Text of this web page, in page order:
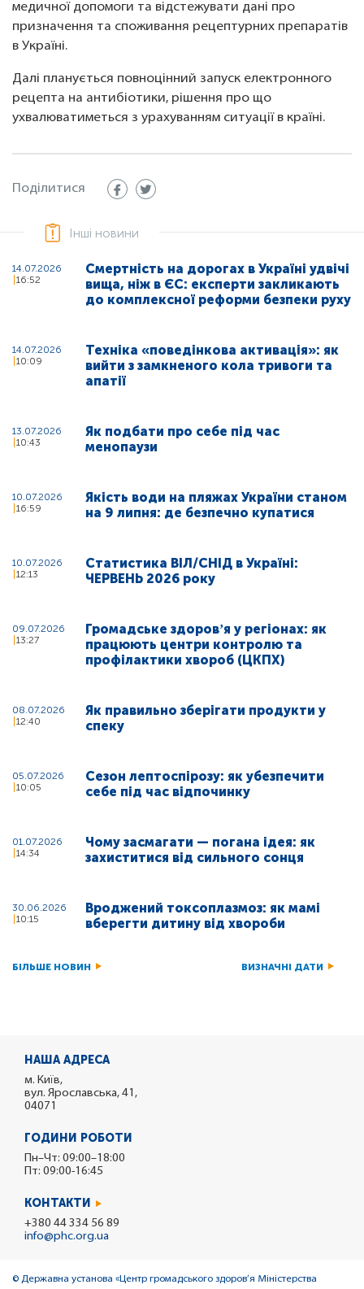
медичної допомоги та відстежувати дані про
призначення та споживання рецептурних препаратів
в Україні.
Далі планується повноцінний запуск електронного
рецепта на антибіотики, рішення про що
ухвалюватиметься з урахуванням ситуації в країні.
Поділитися
Інші новини
14.07.2026
16:52
Смертність на дорогах в Україні удвічі
вища, ніж в ЄС: експерти закликають
до комплексної реформи безпеки руху
14.07.2026
10:09
Техніка «поведінкова активація»: як
вийти з замкненого кола тривоги та
апатії
13.07.2026
10:43
Як подбати про себе під час
менопаузи
10.07.2026
16:59
Якість води на пляжах України станом
на 9 липня: де безпечно купатися
10.07.2026
12:13
Статистика ВІЛ/СНІД в Україні:
ЧЕРВЕНЬ 2026 року
09.07.2026
13:27
Громадське здоровʼя у регіонах: як
працюють центри контролю та
профілактики хвороб (ЦКПХ)
08.07.2026
12:40
Як правильно зберігати продукти у
спеку
05.07.2026
10:05
Сезон лептоспірозу: як убезпечити
себе під час відпочинку
01.07.2026
14:34
Чому засмагати — погана ідея: як
захиститися від сильного сонця
30.06.2026
10:15
Вроджений токсоплазмоз: як мамі
вберегти дитину від хвороби
БІЛЬШЕ НОВИН ВИЗНАЧНІ ДАТИ
НАША АДРЕСА
м. Київ,
вул. Ярославська, 41,
04071
ГОДИНИ РОБОТИ
Пн–Чт: 09:00–18:00
Пт: 09:00-16:45
КОНТАКТИ
+380 44 334 56 89
info@phc.org.ua
© Державна установа «Центр громадського здоров’я Міністерства